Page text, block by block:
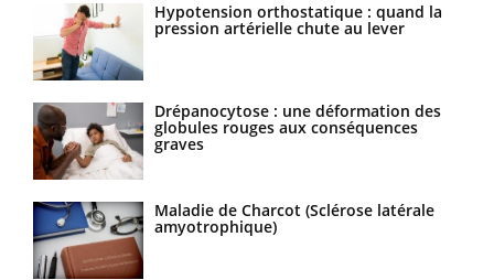
Hypotension orthostatique : quand la
pression artérielle chute au lever
Drépanocytose : une déformation des
globules rouges aux conséquences
graves
Maladie de Charcot (Sclérose latérale
amyotrophique)